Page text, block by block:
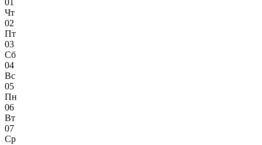
01
Чт
02
Пт
03
Сб
04
Вс
05
Пн
06
Вт
07
Ср